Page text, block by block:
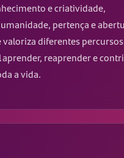
e criatividade,
pertença e
diferentes
aprender, reaprender e
a vida.